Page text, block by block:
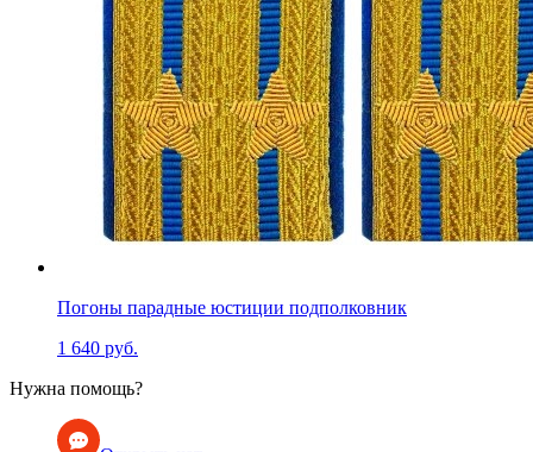
Погоны парадные юстиции подполковник
1 640 руб.
Нужна помощь?